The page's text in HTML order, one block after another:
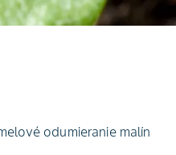
odumieranie malín